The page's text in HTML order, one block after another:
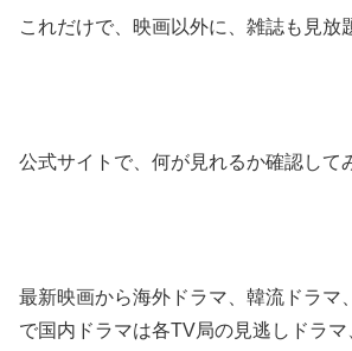
これだけで、映画以外に、雑誌も見放
公式サイトで、何が見れるか確認して
最新映画から海外ドラマ、韓流ドラマ
で国内ドラマは各TV局の見逃しドラ